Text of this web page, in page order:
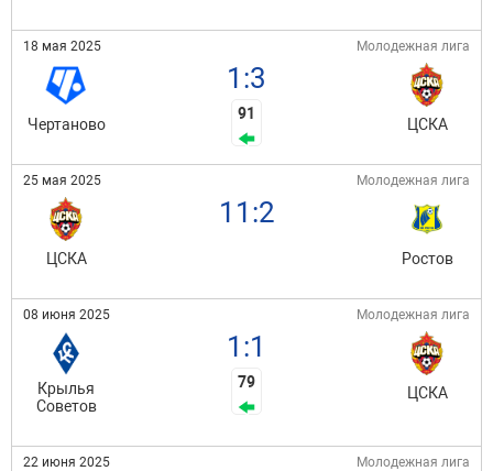
18 мая 2025 Молодежная лига
Чертаново
1:3
91
ЦСКА
25 мая 2025 Молодежная лига
ЦСКА
11:2
Ростов
08 июня 2025 Молодежная лига
Крылья
Советов
1:1
79
ЦСКА
22 июня 2025 Молодежная лига